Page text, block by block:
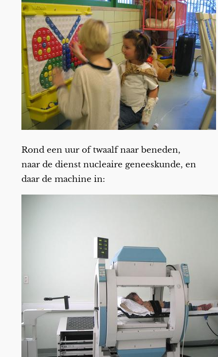
Rond een uur of twaalf naar beneden,
naar de dienst nucleaire geneeskunde, en
daar de machine in: